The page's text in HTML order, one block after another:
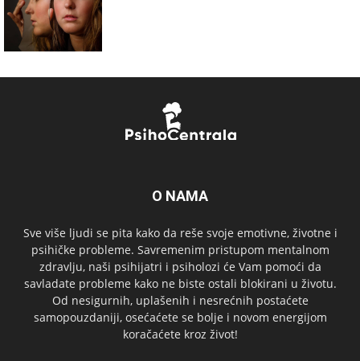
O NAMA
Sve više ljudi se pita kako da reše svoje emotivne, životne i
psihičke probleme. Savremenim pristupom mentalnom
zdravlju, naši psihijatri i psiholozi će Vam pomoći da
savladate probleme kako ne biste ostali blokirani u životu.
Od nesigurnih, uplašenih i nesrećnih postaćete
samopouzdaniji, osećaćete se bolje i novom energijom
koračaćete kroz život!